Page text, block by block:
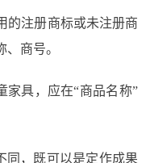
的注册商标或未注册商
、商号。
家具，应在“商品名称”
同，既可以是定作成果